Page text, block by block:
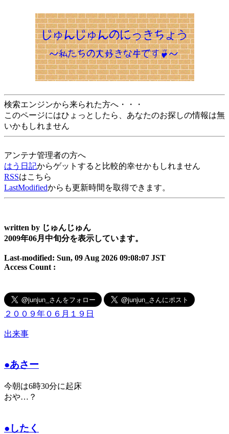
検索エンジンから来られた方へ・・・
このページにはひょっとしたら、あなたのお探しの情報は無
いかもしれません
アンテナ管理者の方へ
はう日記からゲットすると比較的幸せかもしれません
RSSはこちら
LastModifiedからも更新時間を取得できます。
written by じゅんじゅん
2009年06月中旬分を表示しています。
Last-modified: Sun, 09 Aug 2026 09:08:07 JST
Access Count :
２００９年０６月１９日
出来事
●あさー
今朝は6時30分に起床
おや…？
●したく